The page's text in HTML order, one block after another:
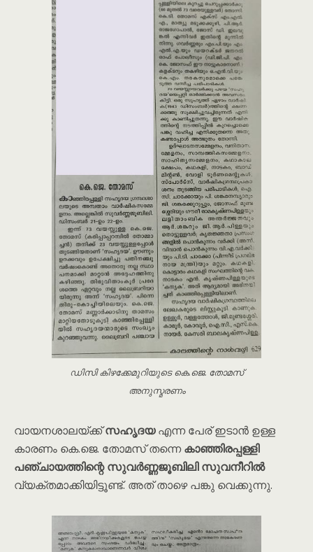
ഡിസി കിഴക്കേമുറിയുടെ കെ.ജെ. തോമസ്
അനുസ്മരണം
വായനശാലയ്ക്ക്സഹൃദയഎന്ന പേര് ഇടാൻ ഉള്ള
കാരണം കെ.ജെ. തോമസ് തന്നെകാഞ്ഞിരപ്പള്ളി
പഞ്ചായത്തിന്റെ സുവർണ്ണജൂബിലി സുവനീറിൽ
വ്യക്തമാക്കിയിട്ടൂണ്ട്. അത് താഴെ പങ്കു വെക്കുന്നു.